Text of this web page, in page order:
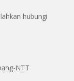
hubungi
NTT